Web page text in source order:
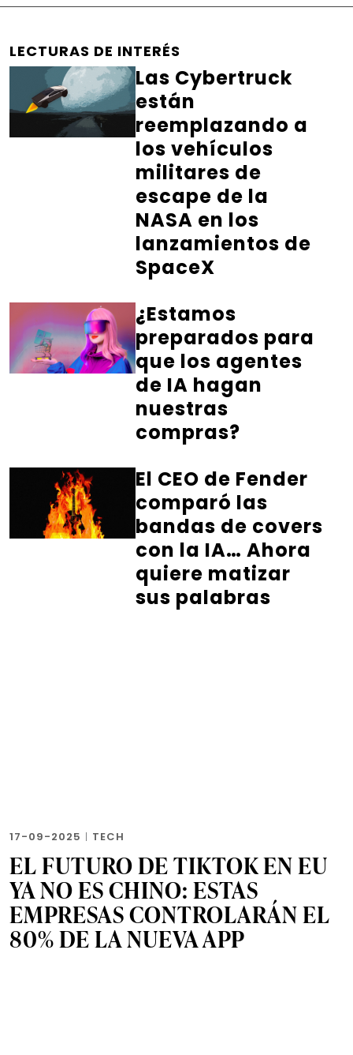
LECTURAS DE INTERÉS
Las Cybertruck
están
reemplazando a
los vehículos
militares de
escape de la
NASA en los
lanzamientos de
SpaceX
¿Estamos
preparados para
que los agentes
de IA hagan
nuestras
compras?
El CEO de Fender
comparó las
bandas de covers
con la IA… Ahora
quiere matizar
sus palabras
17-09-2025 | TECH
EL FUTURO DE TIKTOK EN EU
YA NO ES CHINO: ESTAS
EMPRESAS CONTROLARÁN EL
80% DE LA NUEVA APP